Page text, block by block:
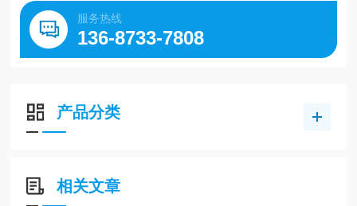
服务热线
136-8733-7808
产品分类
相关文章